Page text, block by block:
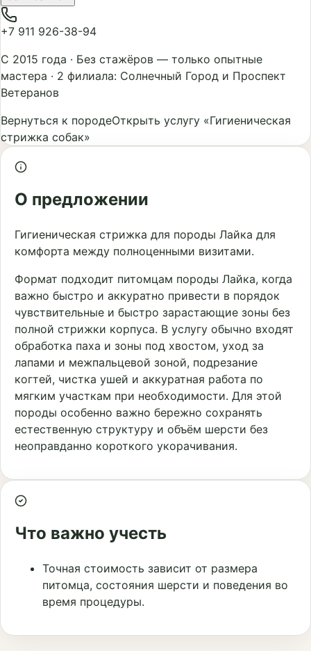
+7 911 926-38-94
С 2015 года · Без стажёров — только опытные
мастера · 2 филиала: Солнечный Город и Проспект
Ветеранов
Вернуться к породеОткрыть услугу «Гигиеническая
стрижка собак»
О предложении
Гигиеническая стрижка для породы Лайка для
комфорта между полноценными визитами.
Формат подходит питомцам породы Лайка, когда
важно быстро и аккуратно привести в порядок
чувствительные и быстро зарастающие зоны без
полной стрижки корпуса. В услугу обычно входят
обработка паха и зоны под хвостом, уход за
лапами и межпальцевой зоной, подрезание
когтей, чистка ушей и аккуратная работа по
мягким участкам при необходимости. Для этой
породы особенно важно бережно сохранять
естественную структуру и объём шерсти без
неоправданно короткого укорачивания.
Что важно учесть
Точная стоимость зависит от размера
питомца, состояния шерсти и поведения во
время процедуры.